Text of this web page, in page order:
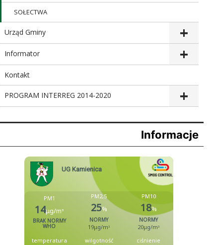
SOŁECTWA
Urząd Gminy
Informator
Kontakt
PROGRAM INTERREG 2014-2020
Informacje